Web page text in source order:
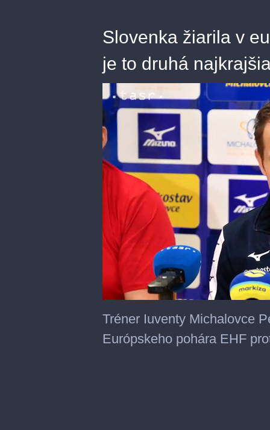
Slovenka žiarila v
je to druhá
of
1
minute,
35
Tréner Iuventy Michalovce
Európskeho pohára EHF